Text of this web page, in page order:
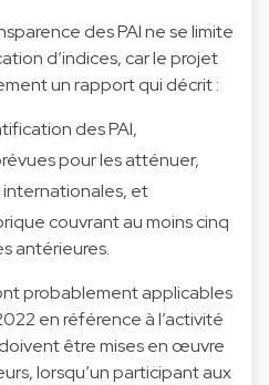
des PAI ne se limite
d’indices, car le projet
un rapport qui décrit :
des PAI,
pour les atténuer,
et
couvrant au moins cinq
antérieures.
probablement applicables
en référence à l’activité
être mises en œuvre
lorsqu’un participant aux